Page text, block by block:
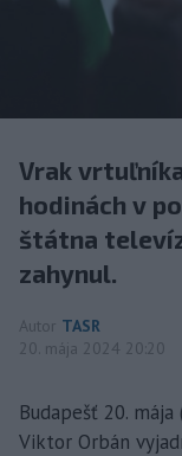
Vrak
hodinách v
štátna
zahynul.
Autor TASR
20. mája 2024 20:20
Budapešť 20.
Viktor Orbán